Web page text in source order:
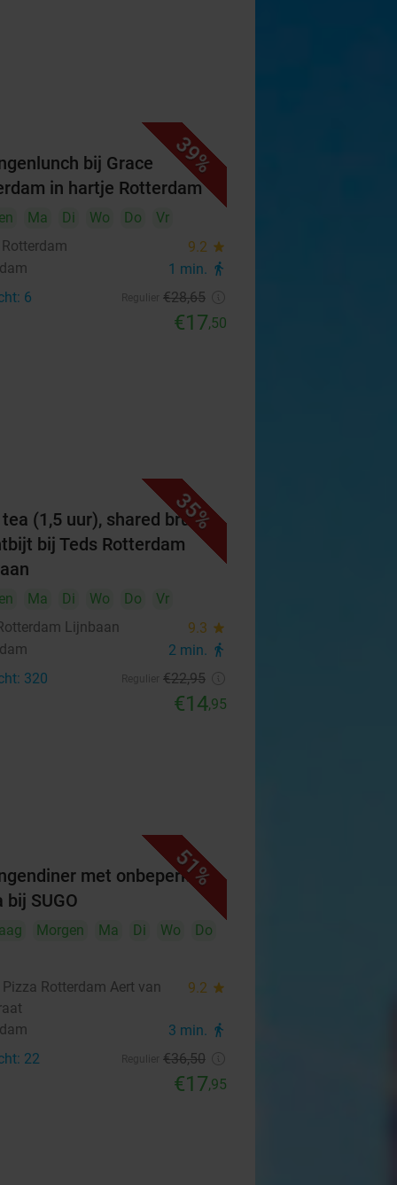
39%
bij Grace
in hartje Rotterdam
Ma Di Wo Do
Vr
9.2 star
1 min. directions_walk
6 €28,65
€17,50
35%
(1,5 uur), shared brunch
bij Teds Rotterdam
Ma Di Wo Do
Vr
Lijnbaan
9.3 star
2 min. directions_walk
320 €22,95
€14,95
51%
met onbeperkt
bij SUGO
Morgen Ma Di Wo
Do
Pizza Rotterdam Aert van
9.2 star
3 min. directions_walk
22 €36,50
€17,95